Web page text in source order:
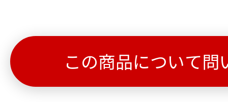
この商品について問